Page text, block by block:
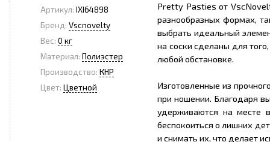
Артикул: IXI64898
Бренд: Vscnovelty
Вес: 0 кг
Материал: Полиэстер
Производство: КНР
Цвет: Цветной
Pretty Pasties от
разнообразных формах,
выбрать идеальный
на соски сделаны для
любой обстановке.
Изготовленные из
при ношении. Благодаря
удерживаются на месте
беспокоиться о лишних
и снимать их, что делает